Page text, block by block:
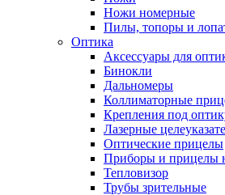
Ножи номерные
Пилы, топоры и
Оптика
Аксессуары для
Бинокли
Дальномеры
Коллиматорные
Крепления под
Лазерные
Оптические прицелы
Приборы и прицелы
Тепловизор
Трубы зрительные